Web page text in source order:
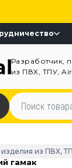
Разработчик,
из ПВХ, ТПУ,
из ПВХ,
гамак